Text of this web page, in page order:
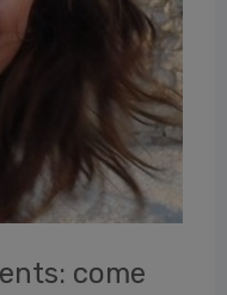
come